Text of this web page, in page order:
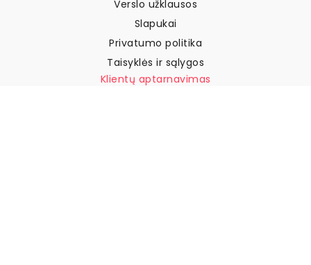
Verslo užklausos
Slapukai
Privatumo politika
Taisyklės ir sąlygos
Klientų aptarnavimas